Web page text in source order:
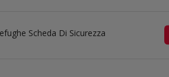
Scheda Di Sicurezza